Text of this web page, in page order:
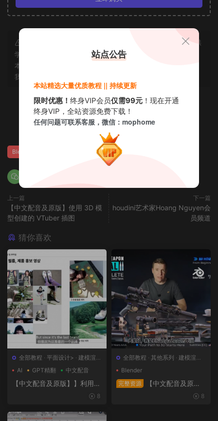
声明：本站所有资源均为互联网收集而来和网友投稿，仅供
学习交流使用，如资源适合请购买正版体验更完善的服务；若
本站侵犯了您的合法权益，可联系我们删除，给您带来的不便
我们深表歉意。
3 赏 0
Blender
上一篇
【中文配音及原版】使用 3D 模
型创建的 VTuber 插图
下一篇
houdini艺术家Hoang Nguyen会
员频道
猜你喜欢
全部教程 · 平面设计> · 建模渲染
>
日韩系列
AI GPT精翻 中文配音
【中文配音及原版】】利用人
工智能和3D技术的混合BX流8
全部教程 · 其他系列 · 建模渲染>
· 概念设计>
Blender
完整资源
【中文配音及原
版】终极武器大师班2｜AR-18
站点公告
本站精选大量优质教程 || 持续更新
限时优惠！ 终身VIP会员仅需99元 ！现在开通
终身VIP，全站资源免费下载！
任何问题可联系客服，微信：mophome